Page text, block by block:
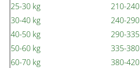
25-30 kg
210-240
30-40 kg
240-290
40-50 kg
290-335
50-60 kg
335-380
60-70 kg
380-420